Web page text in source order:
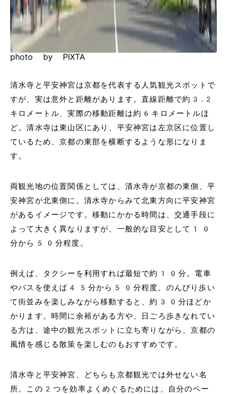
photo by PIXTA
清水寺と平安神宮は京都を代表する人気観光スポットで
すが、実は意外と距離があります。直線距離で約3.2
キロメートル、実際の移動距離は約6キロメートルほ
ど。清水寺は東山区にあり、平安神宮は左京区に位置し
ているため、京都の東部を横断するような形になりま
す。
両観光地の位置関係としては、清水寺が京都の東側、平
安神宮が北東側に。清水寺からみて北東方向に平安神宮
があるイメージです。移動にかかる時間は、交通手段に
よって大きく異なりますが、一般的な目安として10
分から50分程度。
例えば、タクシーを利用すれば最短で約10分。電車
やバスを使えば45分から50分程度。のんびり歩い
て街並みを楽しみながら移動すると、約30分ほどか
かります。時間に余裕がある方や、日ごろ歩きなれてい
る方は、途中の観光スポットに立ち寄りながら、京都の
風情を感じる散策を楽しむのもおすすめです。
清水寺と平安神宮、どちらも京都観光では外せない名
所。この2つを効率よくめぐるためには、自分のペー